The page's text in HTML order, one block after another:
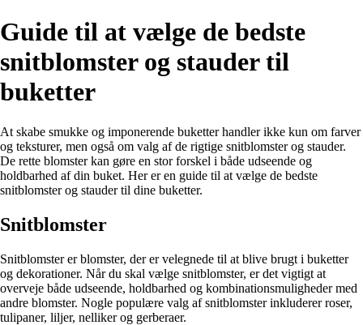
Guide til at vælge de bedste
snitblomster og stauder til
buketter
At skabe smukke og imponerende buketter handler ikke kun om farver
og teksturer, men også om valg af de rigtige snitblomster og stauder.
De rette blomster kan gøre en stor forskel i både udseende og
holdbarhed af din buket. Her er en guide til at vælge de bedste
snitblomster og stauder til dine buketter.
Snitblomster
Snitblomster er blomster, der er velegnede til at blive brugt i buketter
og dekorationer. Når du skal vælge snitblomster, er det vigtigt at
overveje både udseende, holdbarhed og kombinationsmuligheder med
andre blomster. Nogle populære valg af snitblomster inkluderer roser,
tulipaner, liljer, nelliker og gerberaer.